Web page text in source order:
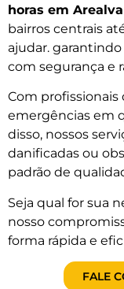
horas em Arealva
bairros centrais
ajudar.
com segurança e
Com
emergências em
disso, nossos
danificadas ou
padrão de
Seja qual for sua
nosso
forma rápida e
FALE